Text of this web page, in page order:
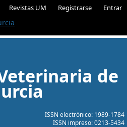
Revistas UM Registrarse Entrar
ISSN electrónico: 1989-1784
ISSN impreso:0213-5434
de